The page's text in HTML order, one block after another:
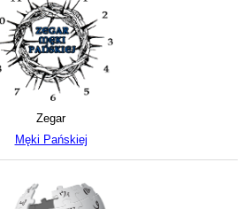
Zegar
Męki Pańskiej